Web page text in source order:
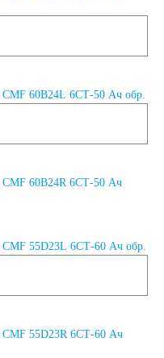
CMF 60B24L 6СТ-50 Ач обр.
CMF 60B24R 6СТ-50 Ач
CMF 55D23L 6СТ-60 Ач обр.
CMF 55D23R 6СТ-60 Ач